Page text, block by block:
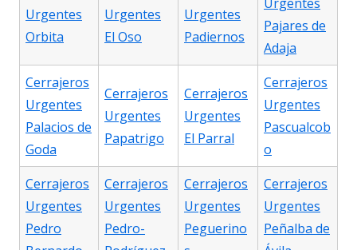
Urgentes
Orbita
Urgentes
El Oso
Urgentes
Padiernos
Pajares de
Adaja
Cerrajeros
Urgentes
Palacios de
Goda
Cerrajeros
Urgentes
Papatrigo
Cerrajeros
Urgentes
El Parral
Cerrajeros
Urgentes
Pascualcob
o
Cerrajeros
Urgentes
Pedro
Cerrajeros
Urgentes
Pedro-
Cerrajeros
Urgentes
Peguerino
Cerrajeros
Urgentes
Peñalba de